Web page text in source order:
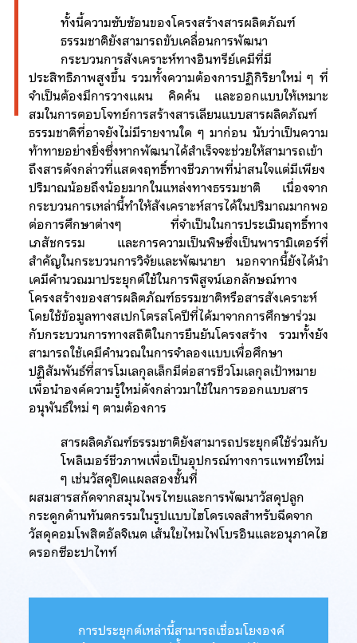
ทั้งนี้ความซับซ้อนของโครงสร้างสารผลิตภัณฑ์
ธรรมชาติยังสามารถขับเคลื่อนการพัฒนา
กระบวนการสังเคราะห์ทางอินทรีย์เคมีที่มี
ประสิทธิภาพสูงขึ้น รวมทั้งความต้องการปฏิกิริยาใหม่ ๆ ที่
จำเป็นต้องมีการวางแผน คิดค้น และออกแบบให้เหมาะ
สมในการตอบโจทย์การสร้างสารเลียนแบบสารผลิตภัณฑ์
ธรรมชาติที่อาจยังไม่มีรายงานใด ๆ มาก่อน นับว่าเป็นความ
ท้าทายอย่างยิ่งซึ่งหากพัฒนาได้สำเร็จจะช่วยให้สามารถเข้า
ถึงสารดังกล่าวที่แสดงฤทธิ์ทางชีวภาพที่น่าสนใจแต่มีเพียง
ปริมาณน้อยถึงน้อยมากในแหล่งทางธรรมชาติ เนื่องจาก
กระบวนการเหล่านี้ทำให้สังเคราะห์สารได้ในปริมาณมากพอ
ต่อการศึกษาต่างๆ ที่จำเป็นในการประเมินฤทธิ์ทาง
เภสัชกรรม และการความเป็นพิษซึ่งเป็นพารามิเตอร์ที่
สำคัญในกระบวนการวิจัยและพัฒนายา นอกจากนี้ยังได้นำ
เคมีคำนวณมาประยุกต์ใช้ในการพิสูจน์เอกลักษณ์ทาง
โครงสร้างของสารผลิตภัณฑ์ธรรมชาติหรือสารสังเคราะห์
โดยใช้ข้อมูลทางสเปกโตรสโคปีที่ได้มาจากการศึกษาร่วม
กับกระบวนการทางสถิติในการยืนยันโครงสร้าง รวมทั้งยัง
สามารถใช้เคมีคำนวณในการจำลองแบบเพื่อศึกษา
ปฏิสัมพันธ์ที่สารโมเลกุลเล็กมีต่อสารชีวโมเลกุลเป้าหมาย
เพื่อนำองค์ความรู้ใหม่ดังกล่าวมาใช้ในการออกแบบสาร
อนุพันธ์ใหม่ ๆ ตามต้องการ
สารผลิตภัณฑ์ธรรมชาติยังสามารถประยุกต์ใช้ร่วมกับ
โพลิเมอร์ชีวภาพเพื่อเป็นอุปกรณ์ทางการแพทย์ใหม่
ๆ เช่นวัสดุปิดแผลสองชั้นที่
ผสมสารสกัดจากสมุนไพรไทยและการพัฒนาวัสดุปลูก
กระดูกด้านทันตกรรมในรูปแบบไฮโดรเจลสำหรับฉีดจาก
วัสดุคอมโพสิตอัลจิเนต เส้นใยไหมไฟโบรอินและอนุภาคไฮ
ดรอกซีอะปาไทท์
การประยุกต์เหล่านี้สามารถเชื่อมโยงองค์